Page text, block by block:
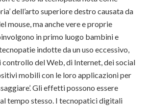
dell’arto superiore destro causata da
mouse, ma anche vere e proprie
in primo luogo bambini e
indotte da un uso eccessivo,
del Web, di Internet, dei social
mobili con le loro applicazioni per
Gli effetti possono essere
tempo stesso. I tecnopatici digitali